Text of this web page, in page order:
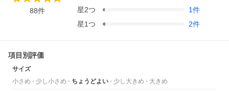
88件
星2つ 1件
星1つ 2件
項目別評価
サイズ
小さめ
少し小さめ ちょうどよい 少し大きめ 大きめ